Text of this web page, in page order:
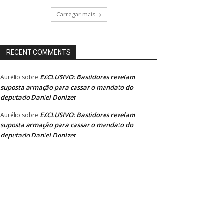
Carregar mais
RECENT COMMENTS
Aurélio sobre EXCLUSIVO: Bastidores revelam
suposta armação para cassar o mandato do
deputado Daniel Donizet
Aurélio sobre EXCLUSIVO: Bastidores revelam
suposta armação para cassar o mandato do
deputado Daniel Donizet